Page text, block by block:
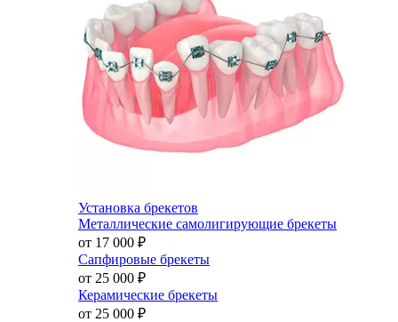
Установка брекетов
Металлические самолигирующие брекеты
от 17 000 ₽
Сапфировые брекеты
от 25 000 ₽
Керамические брекеты
от 25 000 ₽